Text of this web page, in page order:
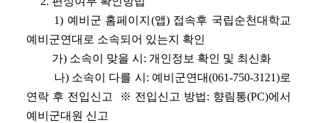
1) 예비군 홈페이지 (앱) 접속후 국립순천대학교
예비군연대로 소속되어 있는지 확인
가) 소속이 맞을 시 : 개인정보 확인 및 최신화
나) 소속이 다를 시 : 예비군연대(061-750-3121)로
연락 후 전입신고
※ 전입신고 방법: 향림통(PC)에서
예비군대원 신고